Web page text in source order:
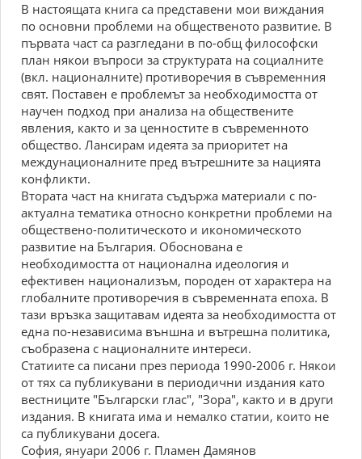
В настоящата книга са представени мои виждания
по основни проблеми на общественото развитие. В
първата част са разгледани в по-общ философски
план някои въпроси за структурата на социалните
(вкл. националните) противоречия в съвременния
свят. Поставен е проблемът за необходимостта от
научен подход при анализа на обществените
явления, както и за ценностите в съвременното
общество. Лансирам идеята за приоритет на
междунационалните пред вътрешните за нацията
конфликти.
Втората част на книгата съдържа материали с по-
актуална тематика относно конкретни проблеми на
обществено-политическото и икономическото
развитие на България. Обоснована е
необходимостта от национална идеология и
ефективен национализъм, породен от характера на
глобалните противоречия в съвременната епоха. В
тази връзка защитавам идеята за необходимостта от
една по-независима външна и вътрешна политика,
съобразена с националните интереси.
Статиите са писани през периода 1990-2006 г. Някои
от тях са публикувани в периодични издания като
вестниците "Български глас", "Зора", както и в други
издания. В книгата има и немалко статии, които не
са публикувани досега.
София, януари 2006 г. Пламен Дамянов